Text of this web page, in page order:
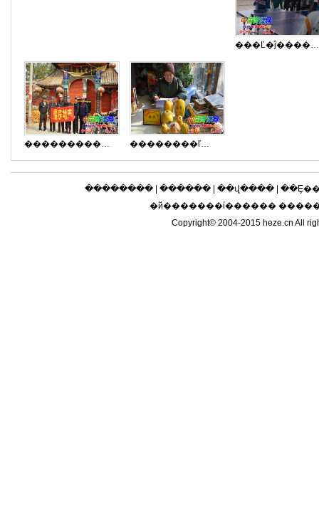
���Ľ�ĵ������Сѧ��ƹ�������
������������������ɽ���� ��������ľ����
�������� ������ ��վ����
�й�������ί������
Copyright© 2004-2015 heze.cn